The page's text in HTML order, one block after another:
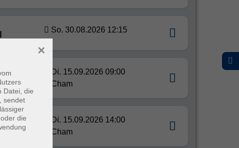
So. 30.08.2026 12:15
Di. 15.09.2026 09:00
Cham
Di. 15.09.2026 14:00
Cham
Datei, die
sendet
die
×